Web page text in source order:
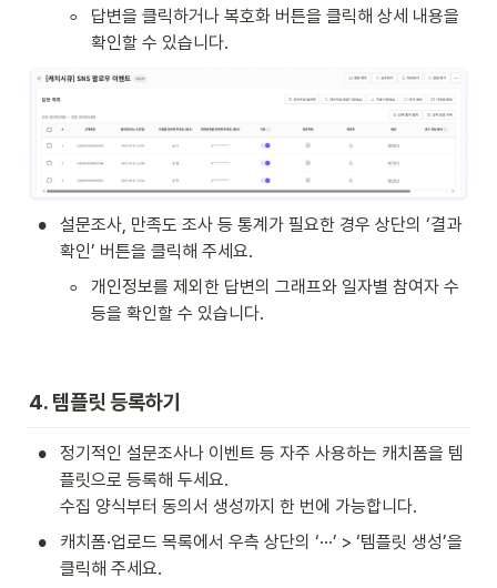
◦
답변을 클릭하거나 복호화 버튼을 클릭해 상세 내용을
확인할 수 있습니다.
•
설문조사, 만족도 조사 등 통계가 필요한 경우 상단의 ‘결과
확인’ 버튼을 클릭해 주세요.
◦
개인정보를 제외한 답변의 그래프와 일자별 참여자 수
등을 확인할 수 있습니다.
4. 템플릿 등록하기
•
정기적인 설문조사나 이벤트 등 자주 사용하는 캐치폼을 템
플릿으로 등록해 두세요.
수집 양식부터 동의서 생성까지 한 번에 가능합니다.
•
캐치폼·업로드 목록에서 우측 상단의 ‘···’ > ‘템플릿 생성’을
클릭해 주세요.